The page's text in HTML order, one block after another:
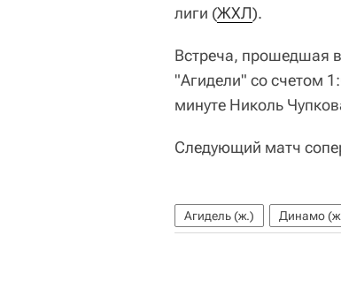
лиги (ЖХЛ).
Встреча, прошедшая
"Агидели" со счетом
минуте Николь
Следующий матч
Агидель (ж.) Динамо